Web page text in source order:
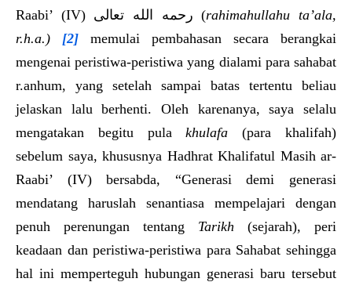
Raabi’ (IV) رحمه الله تعالى (rahimahullahu ta’ala,
r.h.a.)
[2] memulai pembahasan secara berangkai
mengenai peristiwa-peristiwa yang dialami para sahabat
r.anhum, yang setelah sampai batas tertentu beliau
jelaskan lalu berhenti. Oleh karenanya, saya selalu
mengatakan begitu pulakhulafa(para khalifah)
sebelum saya, khususnya Hadhrat Khalifatul Masih ar-
Raabi’ (IV) bersabda, “Generasi demi generasi
mendatang haruslah senantiasa mempelajari dengan
penuh perenungan tentang Tarikh (sejarah), peri
keadaan dan peristiwa-peristiwa para Sahabat sehingga
hal ini memperteguh hubungan generasi baru tersebut